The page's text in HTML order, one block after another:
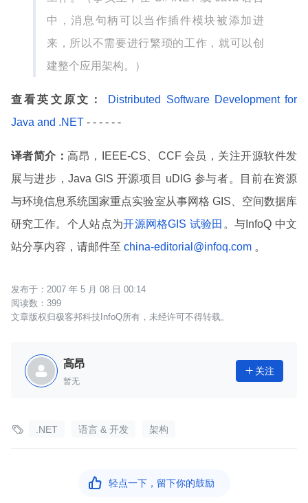
中，消息句柄可以当作插件模块被添加进
来，所以不需要进行繁琐的工作，就可以创
建整个应用架构。）
查看英文原文：
Distributed Software Development for
Java and .NET - - - - - -
译者简介：高昂，IEEE-CS、CCF 会员，关注开源软件发
展与进步，Java GIS 开源项目 uDIG 参与者。目前在资源
与环境信息系统国家重点实验室从事网格 GIS、空间数据库
研究工作。个人站点为开源网格GIS 试验田 。与InfoQ 中文
站分享内容，请邮件至 china-editorial@infoq.com 。
2007 年 5 月 08 日 00:14
399
文章版权归极客邦科技InfoQ所有，未经许可不得转载。
高昂
暂无
 关注
 .NET 语言 & 开发 架构
 轻点一下，留下你的鼓励